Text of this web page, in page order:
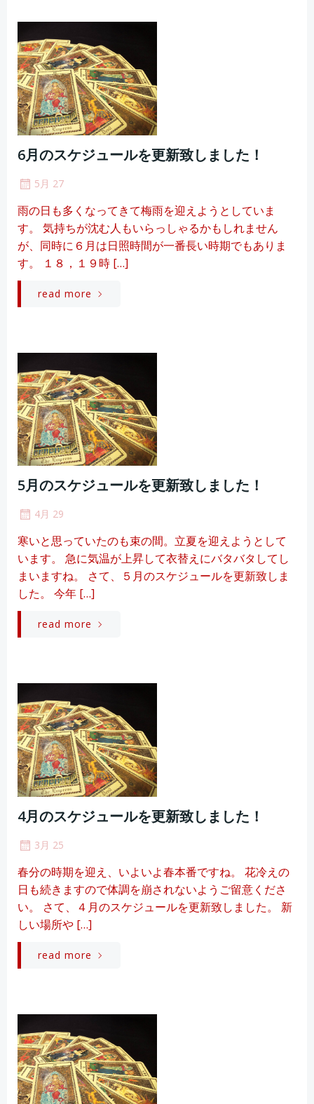
6月のスケジュールを更新致しました！
5月 27
雨の日も多くなってきて梅雨を迎えようとしていま
す。 気持ちが沈む人もいらっしゃるかもしれません
が、同時に６月は日照時間が一番長い時期でもありま
す。 １８，１９時 […]
read more
5月のスケジュールを更新致しました！
4月 29
寒いと思っていたのも束の間。立夏を迎えようとして
います。 急に気温が上昇して衣替えにバタバタしてし
まいますね。 さて、５月のスケジュールを更新致しま
した。 今年 […]
read more
4月のスケジュールを更新致しました！
3月 25
春分の時期を迎え、いよいよ春本番ですね。 花冷えの
日も続きますので体調を崩されないようご留意くださ
い。 さて、４月のスケジュールを更新致しました。 新
しい場所や […]
read more